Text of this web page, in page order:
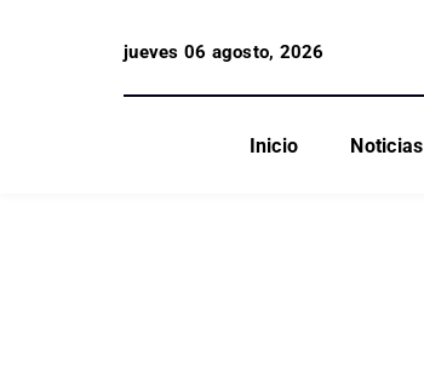
jueves 06 agosto, 2026
Inicio Noticias